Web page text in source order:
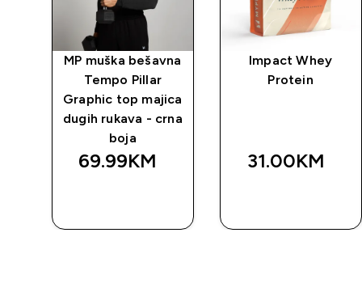
MP muška bešavna
Tempo Pillar
Graphic top majica
dugih rukava - crna
boja
69.99KM‎
Impact Whey
Protein
31.00KM‎